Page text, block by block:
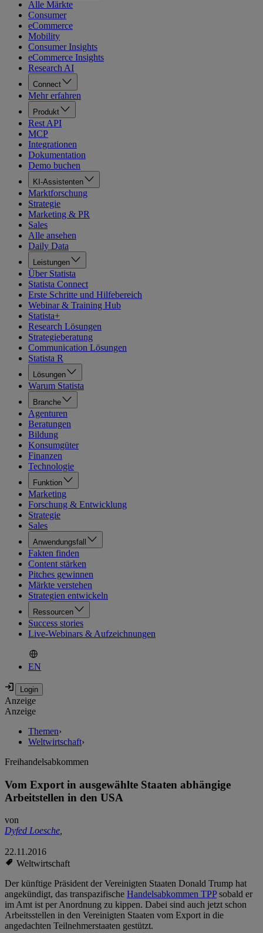
Alle Märkte
Consumer
eCommerce
Mobility
Consumer Insights
eCommerce Insights
Research AI
Connect
Mehr erfahren
Produkt
Rest API
MCP
Integrationen
Dokumentation
Demo buchen
KI-Assistenten
Marktforschung
Strategie
Marketing & PR
Sales
Alle ansehen
Daily Data
Leistungen
Über Statista
Statista Connect
Erste Schritte und Hilfebereich
Webinar & Training Hub
Statista+
Research Lösungen
Strategieberatung
Communication Lösungen
Statista R
Lösungen
Warum Statista
Branche
Agenturen
Beratungen
Bildung
Konsumgüter
Finanzen
Technologie
Funktion
Marketing
Forschung & Entwicklung
Strategie
Sales
Anwendungsfall
Fakten finden
Content stärken
Pitches gewinnen
Märkte verstehen
Strategien entwickeln
Ressourcen
Success stories
Live-Webinars & Aufzeichnungen
EN
Anzeige
Anzeige
Themen›
Weltwirtschaft›
Freihandelsabkommen
Vom Export in ausgewählte Staaten abhängige
Arbeitstellen in den USA
von
Dyfed Loesche,
22.11.2016
Weltwirtschaft
Der künftige Präsident der Vereinigten Staaten Donald Trump hat
angekündigt, das transpazifische Handelsabkommen TPPsobald er
im Amt ist per Anordnung zu kippen. Dabei sind auch jetzt schon
Arbeitsstellen in den Vereinigten Staaten vom Export in die
angedachten Teilnehmerstaaten gestützt.